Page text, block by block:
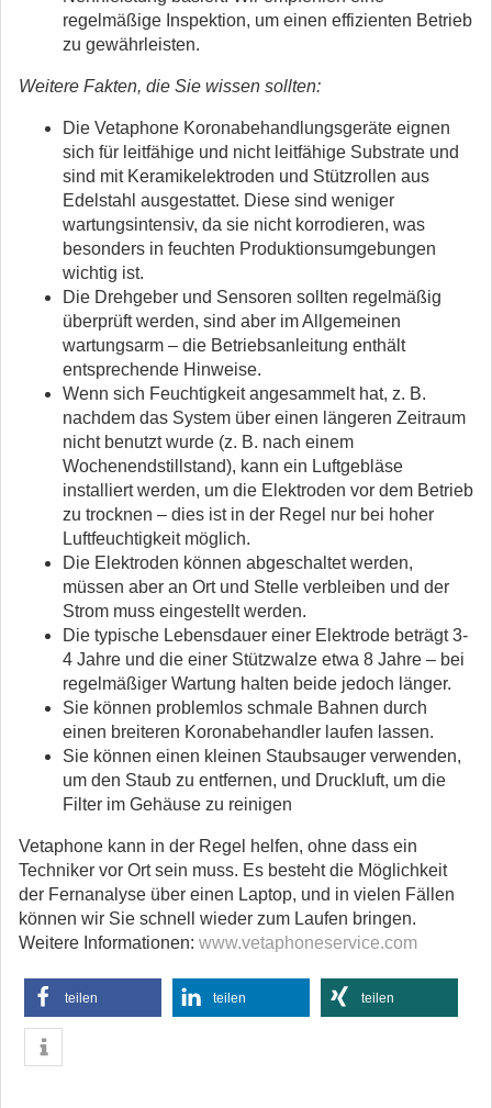
regelmäßige Inspektion, um einen effizienten Betrieb
zu gewährleisten.
Weitere Fakten, die Sie wissen sollten:
Die Vetaphone Koronabehandlungsgeräte eignen
sich für leitfähige und nicht leitfähige Substrate und
sind mit Keramikelektroden und Stützrollen aus
Edelstahl ausgestattet. Diese sind weniger
wartungsintensiv, da sie nicht korrodieren, was
besonders in feuchten Produktionsumgebungen
wichtig ist.
Die Drehgeber und Sensoren sollten regelmäßig
überprüft werden, sind aber im Allgemeinen
wartungsarm – die Betriebsanleitung enthält
entsprechende Hinweise.
Wenn sich Feuchtigkeit angesammelt hat, z. B.
nachdem das System über einen längeren Zeitraum
nicht benutzt wurde (z. B. nach einem
Wochenendstillstand), kann ein Luftgebläse
installiert werden, um die Elektroden vor dem Betrieb
zu trocknen – dies ist in der Regel nur bei hoher
Luftfeuchtigkeit möglich.
Die Elektroden können abgeschaltet werden,
müssen aber an Ort und Stelle verbleiben und der
Strom muss eingestellt werden.
Die typische Lebensdauer einer Elektrode beträgt 3-
4 Jahre und die einer Stützwalze etwa 8 Jahre – bei
regelmäßiger Wartung halten beide jedoch länger.
Sie können problemlos schmale Bahnen durch
einen breiteren Koronabehandler laufen lassen.
Sie können einen kleinen Staubsauger verwenden,
um den Staub zu entfernen, und Druckluft, um die
Filter im Gehäuse zu reinigen
Vetaphone kann in der Regel helfen, ohne dass ein
Techniker vor Ort sein muss. Es besteht die Möglichkeit
der Fernanalyse über einen Laptop, und in vielen Fällen
können wir Sie schnell wieder zum Laufen bringen.
Weitere Informationen: www.vetaphoneservice.com
teilen teilen teilen